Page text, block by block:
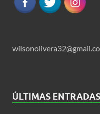
ÚLTIMAS ENTRADAS